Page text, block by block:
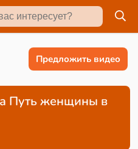
Предложить видео
Путь женщины в